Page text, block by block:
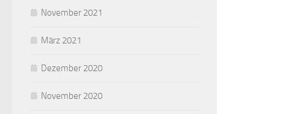
November 2021
März 2021
Dezember 2020
November 2020